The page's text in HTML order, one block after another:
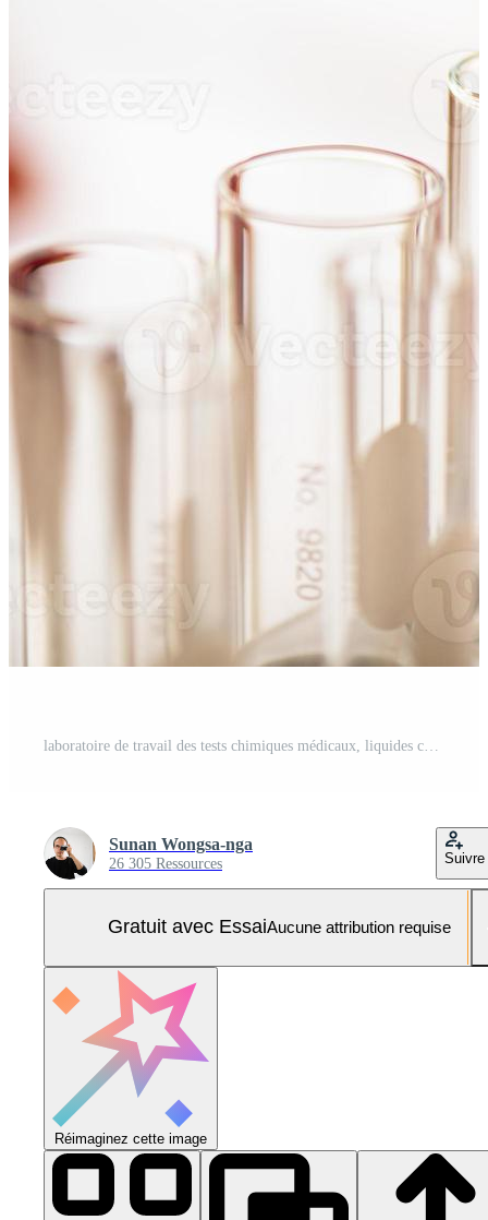
Sunan Wongsa-nga
26 305 Ressources Suivre
Gratuit avec EssaiAucune attribution requise
Réimaginez cette image